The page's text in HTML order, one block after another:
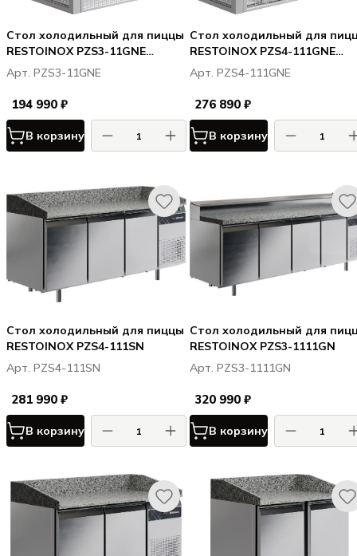
Стол холодильный для пиццы
RESTOINOX PZS3-11GNE
(нижн. расп. агр)
Арт. PZS3-11GNE
194 990 ₽
В корзину
Стол холодильный для
RESTOINOX PZS4-111GNE
(нижн. расп. агр)
Арт. PZS4-111GNE
276 890 ₽
В корзину
Стол холодильный для пиццы
RESTOINOX PZS4-111SN
Арт. PZS4-111SN
281 990 ₽
В корзину
Стол холодильный для
RESTOINOX PZS3-1111GN
Арт. PZS3-1111GN
320 990 ₽
В корзину